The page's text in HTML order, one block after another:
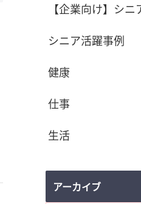
【企業向け】シニ
シニア活躍事例
健康
仕事
生活
アーカイブ